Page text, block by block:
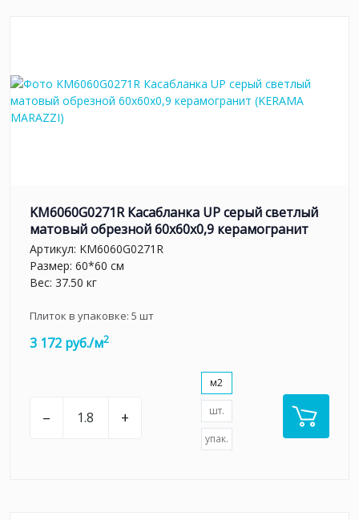
KM6060G0271R Касабланка UP серый светлый
матовый обрезной 60x60x0,9 керамогранит
Артикул: KM6060G0271R
Размер: 60*60 см
Вес: 37.50 кг
Плиток в упаковке: 5 шт
3 172 руб./м2
– +
м2
шт.
упак.